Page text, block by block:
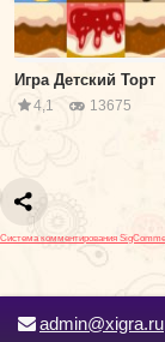
Игра Детский Торт
4,1 13675
Система комментирования
admin@xigra.ru